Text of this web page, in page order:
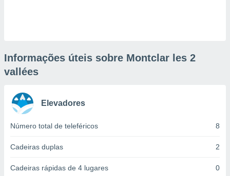
nós e
únicos
para
este sitio
de
Informações úteis sobre Montclar les 2
vallées
Elevadores
Número total de teleféricos 8
Cadeiras duplas 2
Cadeiras rápidas de 4 lugares 0